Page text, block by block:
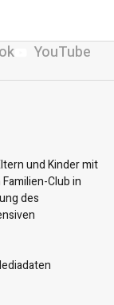
YouTube
und Kinder mit
Club in
des